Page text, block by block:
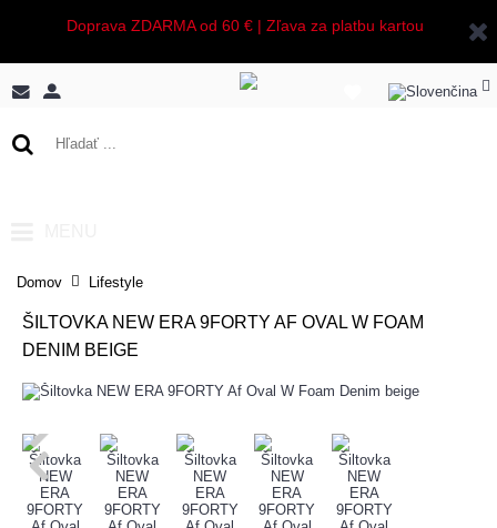
Doprava ZDARMA od 60 € | Zľava za platbu kartou
Domov Lifestyle
ŠILTOVKA NEW ERA 9FORTY AF OVAL W FOAM
DENIM BEIGE